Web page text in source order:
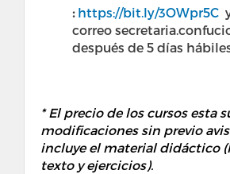
: https://bit.ly/3OWpr5C
correo
después de 5 días
* El precio de los cursos esta
modificaciones sin previo
incluye el material didáctico
texto y ejercicios).